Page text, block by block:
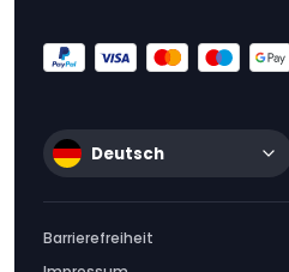
Deutsch
Barrierefreiheit